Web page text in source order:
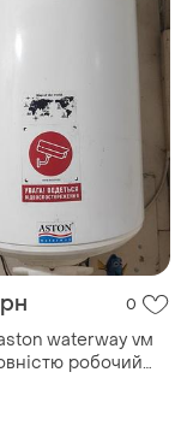
0
waterway vм
робочий